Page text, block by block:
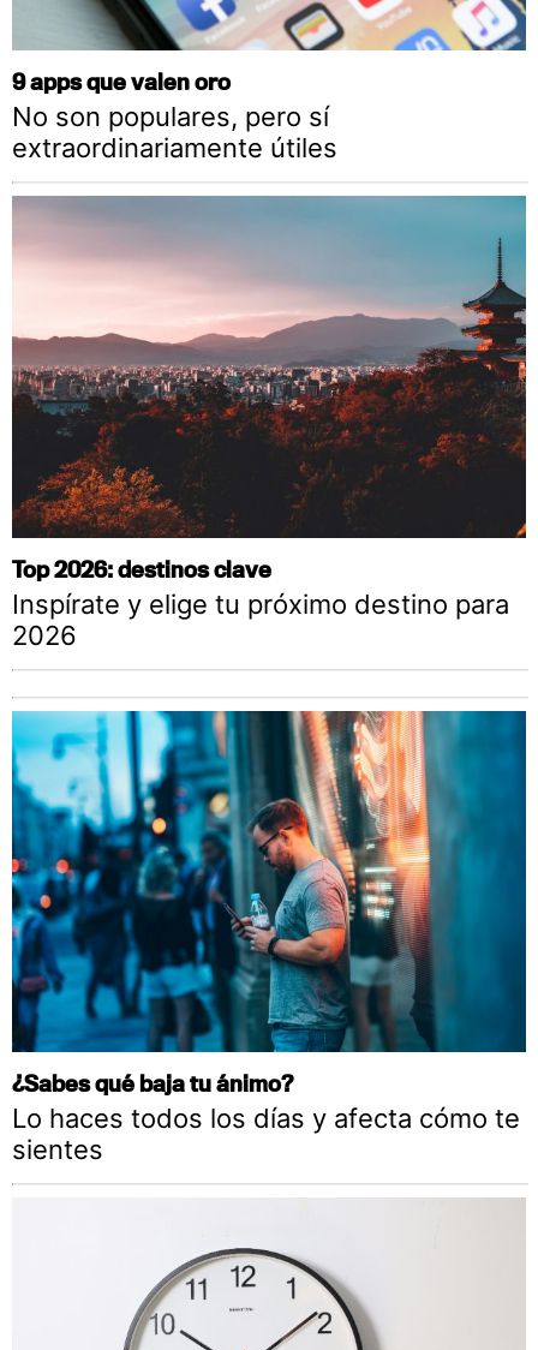
9 apps que valen oro
No son populares, pero sí
extraordinariamente útiles
Top 2026: destinos clave
Inspírate y elige tu próximo destino para
2026
¿Sabes qué baja tu ánimo?
Lo haces todos los días y afecta cómo te
sientes